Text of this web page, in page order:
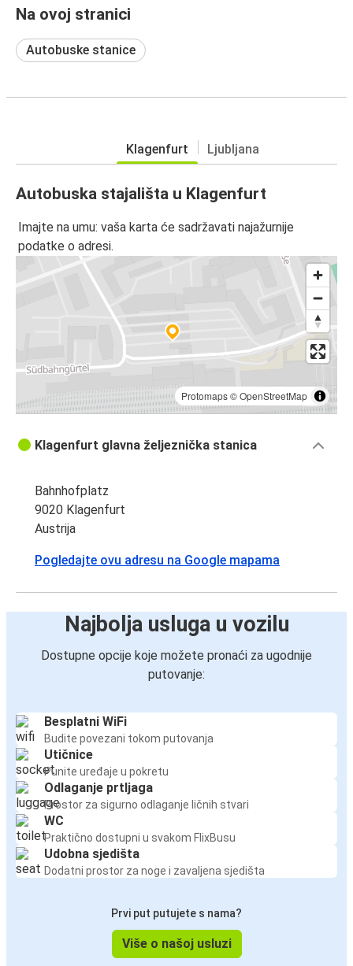
Na ovoj stranici
Autobuske stanice
Klagenfurt Ljubljana
Autobuska stajališta u Klagenfurt
Imajte na umu: vaša karta će sadržavati najažurnije
podatke o adresi.
Protomaps©OpenStreetMap
Klagenfurt glavna željeznička stanica
Bahnhofplatz
9020 Klagenfurt
Austrija
Pogledajte ovu adresu na Google mapama
Najbolja usluga u vozilu
Dostupne opcije koje možete pronaći za ugodnije
putovanje:
Besplatni WiFi
Budite povezani tokom putovanja
Utičnice
Punite uređaje u pokretu
Odlaganje prtljaga
Prostor za sigurno odlaganje ličnih stvari
WC
Praktično dostupni u svakom FlixBusu
Udobna sjedišta
Dodatni prostor za noge i zavaljena sjedišta
Prvi put putujete s nama?
Više o našoj usluzi